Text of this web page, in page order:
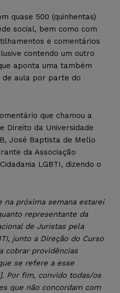
quase 500 (quinhentas)
social, bem como com
e comentários
contendo um outro
aponta uma também
de aula por parte do
que chamou a
Direito da Universidade
José Baptista de Mello
da Associação
LGBTI, dizendo o
na próxima semana estarei
representante da
de Juristas pela
junto a Direção do Curso
cobrar providências
se refere a esse
Por fim, convido todas/os
que não concordam com